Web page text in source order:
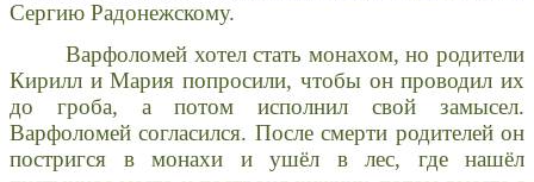
Сергию Радонежскому.
Варфоломей хотел стать монахом, но родители
Кирилл и Мария попросили, чтобы он проводил их
до гроба, а потом исполнил свой замысел.
Варфоломей согласился. После смерти родителей он
постригся в монахи и ушёл в лес, где нашёл